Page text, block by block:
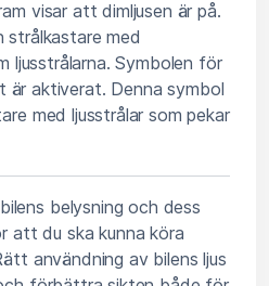
visar att dimljusen är på.
strålkastare med
ljusstrålarna. Symbolen för
är aktiverat. Denna symbol
med ljusstrålar som pekar
belysning och dess
att du ska kunna köra
användning av bilens ljus